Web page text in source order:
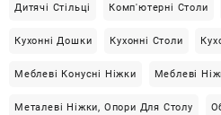
Дитячі Стільці Комп'ютерні Столи
Кухонні Дошки Кухонні Столи
Меблеві Конусні Ніжки Меблеві
Металеві Ніжки, Опори Для Столу